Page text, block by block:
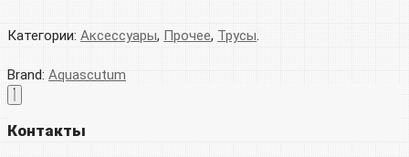
Категории: Аксессуары, Прочее, Трусы.
Brand: Aquascutum
Контакты